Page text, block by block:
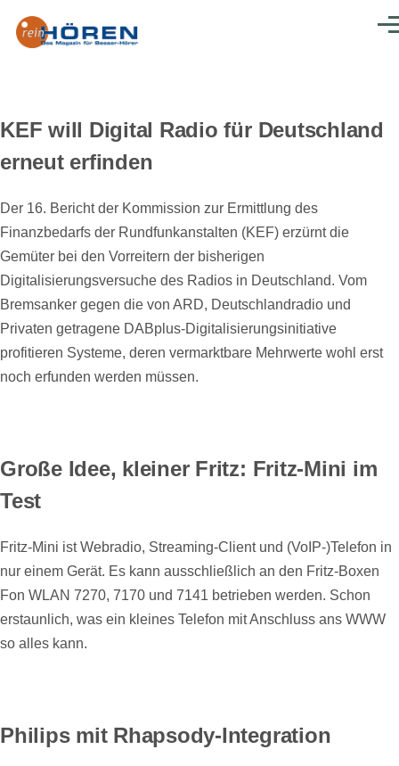
KEF will Digital Radio für Deutschland
erneut erfinden
Der 16. Bericht der Kommission zur Ermittlung des
Finanzbedarfs der Rundfunkanstalten (KEF) erzürnt die
Gemüter bei den Vorreitern der bisherigen
Digitalisierungsversuche des Radios in Deutschland. Vom
Bremsanker gegen die von ARD, Deutschlandradio und
Privaten getragene DABplus-Digitalisierungsinitiative
profitieren Systeme, deren vermarktbare Mehrwerte wohl erst
noch erfunden werden müssen.
Große Idee, kleiner Fritz: Fritz-Mini im
Test
Fritz-Mini ist Webradio, Streaming-Client und (VoIP-)Telefon in
nur einem Gerät. Es kann ausschließlich an den Fritz-Boxen
Fon WLAN 7270, 7170 und 7141 betrieben werden. Schon
erstaunlich, was ein kleines Telefon mit Anschluss ans WWW
so alles kann.
Philips mit Rhapsody-Integration